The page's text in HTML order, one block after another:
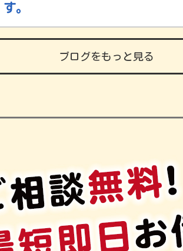
す。
ブログをもっと見る